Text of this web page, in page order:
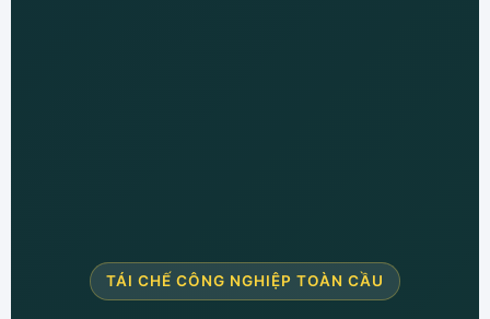
TÁI CHẾ CÔNG NGHIỆP TOÀN CẦU